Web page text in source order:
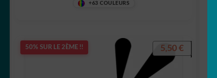
+63 COULEURS
50% SUR LE 2ÈME !! 5,50 €